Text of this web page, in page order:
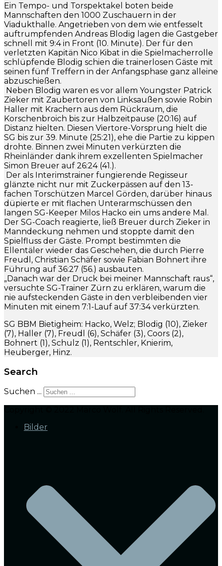
Ein Tempo- und Torspektakel boten beide
Mannschaften den 1000 Zuschauern in der
Viadukthalle. Angetrieben von dem wie entfesselt
auftrumpfenden Andreas Blodig lagen die Gastgeber
schnell mit 9:4 in Front (10. Minute). Der für den
verletzten Kapitän Nico Kibat in die Spielmacherrolle
schlüpfende Blodig schien die trainerlosen Gäste mit
seinen fünf Treffern in der Anfangsphase ganz alleine
abzuschießen.
Neben Blodig waren es vor allem Youngster Patrick
Zieker mit Zaubertoren von Linksaußen sowie Robin
Haller mit Krachern aus dem Rückraum, die
Korschenbroich bis zur Halbzeitpause (20:16) auf
Distanz hielten. Diesen Viertore-Vorsprung hielt die
SG bis zur 39. Minute (25:21), ehe die Partie zu kippen
drohte. Binnen zwei Minuten verkürzten die
Rheinländer dank ihrem exzellenten Spielmacher
Simon Breuer auf 26:24 (41.).
Der als Interimstrainer fungierende Regisseur
glänzte nicht nur mit Zuckerpässen auf den 13-
fachen Torschützen Marcel Görden, darüber hinaus
düpierte er mit flachen Unterarmschüssen den
langen SG-Keeper Milos Hacko ein ums andere Mal.
Der SG-Coach reagierte, ließ Breuer durch Zieker in
Manndeckung nehmen und stoppte damit den
Spielfluss der Gäste. Prompt bestimmten die
Ellentäler wieder das Geschehen, die durch Pierre
Freudl, Christian Schäfer sowie Fabian Bohnert ihre
Führung auf 36:27 (56.) ausbauten.
„Danach war der Druck bei meiner Mannschaft raus“,
versuchte SG-Trainer Zürn zu erklären, warum die
nie aufsteckenden Gäste in den verbleibenden vier
Minuten mit einem 7:1-Lauf auf 37:34 verkürzten.
SG BBM Bietigheim: Hacko, Welz; Blodig (10), Zieker
(7), Haller (7), Freudl (6), Schäfer (3), Coors (2),
Bohnert (1), Schulz (1), Rentschler, Knierim,
Heuberger, Hinz.
Search
Suchen ...
Bilder